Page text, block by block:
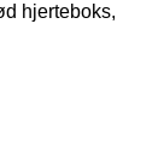
hjerteboks,